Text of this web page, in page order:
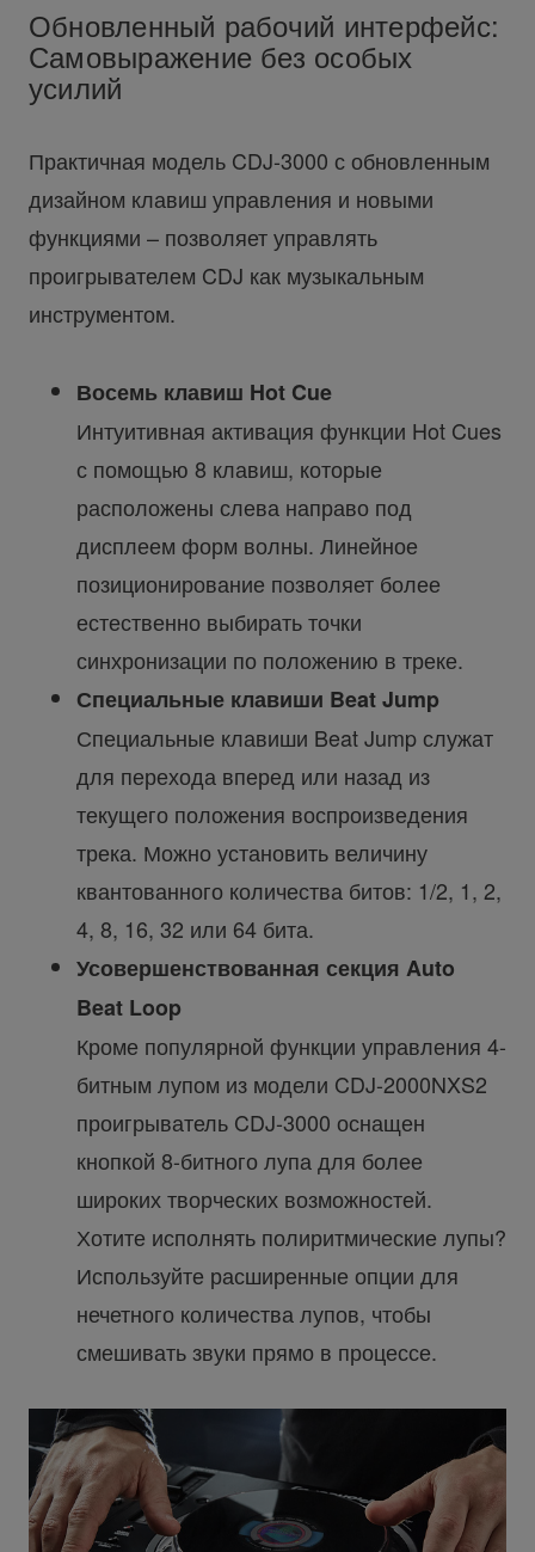
Обновленный рабочий интерфейс:
Самовыражение без особых
усилий
Практичная модель CDJ-3000 с обновленным
дизайном клавиш управления и новыми
функциями – позволяет управлять
проигрывателем CDJ как музыкальным
инструментом.
Восемь клавиш Hot Cue
Интуитивная активация функции Hot Cues
с помощью 8 клавиш, которые
расположены слева направо под
дисплеем форм волны. Линейное
позиционирование позволяет более
естественно выбирать точки
синхронизации по положению в треке.
Специальные клавиши Beat Jump
Специальные клавиши Beat Jump служат
для перехода вперед или назад из
текущего положения воспроизведения
трека. Можно установить величину
квантованного количества битов: 1/2, 1, 2,
4, 8, 16, 32 или 64 бита.
Усовершенствованная секция Auto
Beat Loop
Кроме популярной функции управления 4-
битным лупом из модели CDJ-2000NXS2
проигрыватель CDJ-3000 оснащен
кнопкой 8-битного лупа для более
широких творческих возможностей.
Хотите исполнять полиритмические лупы?
Используйте расширенные опции для
нечетного количества лупов, чтобы
смешивать звуки прямо в процессе.